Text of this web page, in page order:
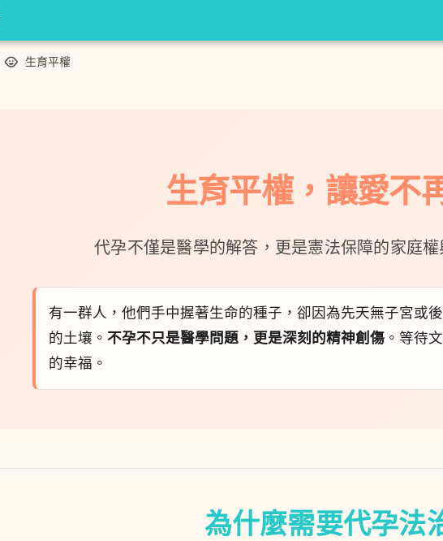
child_care 生育平權
生育平權，讓愛不
代孕不僅是醫學的解答，更是憲法保障的家庭
有一群人，他們手中握著生命的種子，卻因為先天無子宮或
的土壤。 不孕不只是醫學問題，更是深刻的精神創傷 。等待
的幸福。
為什麼需要代孕法